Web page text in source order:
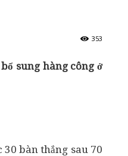
353
sung hàng công ở
30 bàn thắng sau 70